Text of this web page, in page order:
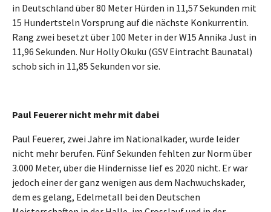
in Deutschland über 80 Meter Hürden in 11,57 Sekunden mit
15 Hundertsteln Vorsprung auf die nächste Konkurrentin.
Rang zwei besetzt über 100 Meter in der W15 Annika Just in
11,96 Sekunden. Nur Holly Okuku (GSV Eintracht Baunatal)
schob sich in 11,85 Sekunden vor sie.
Paul Feuerer nicht mehr mit dabei
Paul Feuerer, zwei Jahre im Nationalkader, wurde leider
nicht mehr berufen. Fünf Sekunden fehlten zur Norm über
3.000 Meter, über die Hindernisse lief es 2020 nicht. Er war
jedoch einer der ganz wenigen aus dem Nachwuchskader,
dem es gelang, Edelmetall bei den Deutschen